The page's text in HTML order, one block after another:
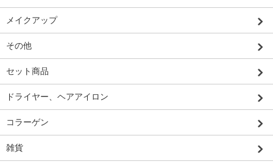
メイクアップ
その他
セット商品
ドライヤー、ヘアアイロン
コラーゲン
雑貨